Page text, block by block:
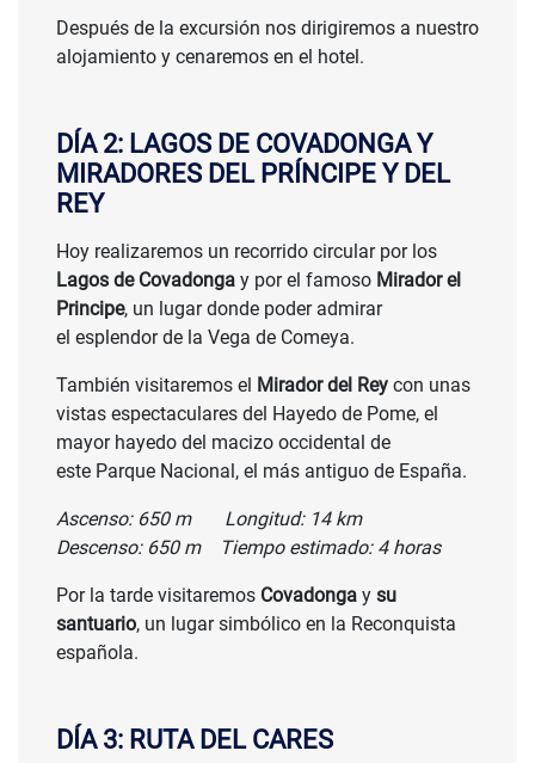
Después de la excursión nos dirigiremos a nuestro
alojamiento y cenaremos en el hotel.
DÍA 2: LAGOS DE COVADONGA Y
MIRADORES DEL PRÍNCIPE Y DEL
REY
Hoy realizaremos un recorrido circular por los
Lagos de Covadonga y por el famoso Mirador el
Principe, un lugar donde poder admirar
el esplendor de la Vega de Comeya.
También visitaremos el Mirador del Rey con unas
vistas espectaculares del Hayedo de Pome, el
mayor hayedo del macizo occidental de
este Parque Nacional, el más antiguo de España.
Ascenso: 650 m Longitud: 14 km
Descenso: 650 m Tiempo estimado: 4 horas
Por la tarde visitaremos Covadonga y su
santuario, un lugar simbólico en la Reconquista
española.
DÍA 3: RUTA DEL CARES